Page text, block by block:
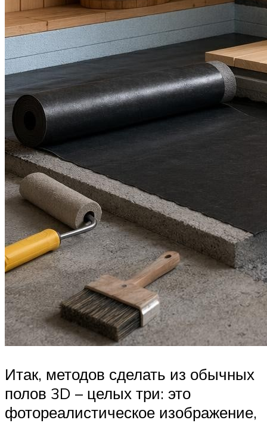
Итак, методов сделать из обычных
полов 3D – целых три: это
фотореалистическое изображение,